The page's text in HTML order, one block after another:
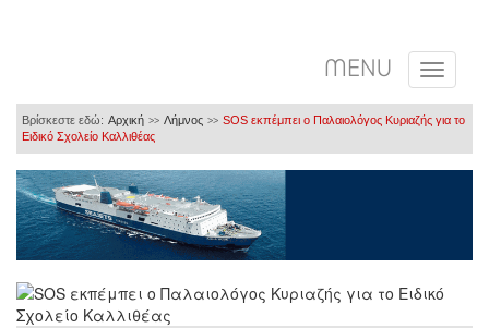
MENU
Βρίσκεστε εδώ: Αρχική >> Λήμνος >> SOS εκπέμπει ο Παλαιολόγος Κυριαζής για το
Ειδικό Σχολείο Καλλιθέας